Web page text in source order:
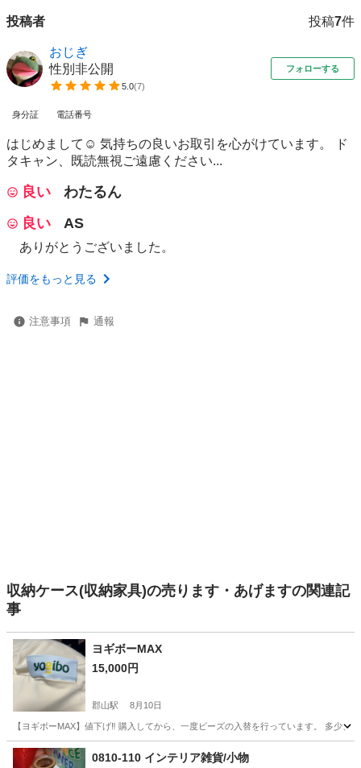
投稿者 投稿7件
おじぎ
性別非公開
5.0(7)
フォローする
身分証 電話番号
はじめまして☺︎ 気持ちの良いお取引を心がけています。 ド
タキャン、既読無視ご遠慮ください...
良い
わたるん
良い
AS
ありがとうございました。
評価をもっと見る
注意事項 通報
収納ケース(収納家具)の売ります・あげますの関連記
事
ヨギボーMAX
15,000円
郡山駅 8月10日
【ヨギボーMAX】値下げ‼️ 購入してから、一度ビーズの入替を行っています。 多少
福島 郡山市 ソファ
0810-110 インテリア雑貨/小物